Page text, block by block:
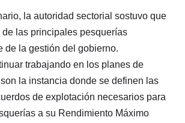
la autoridad sectorial sostuvo que
de las principales pesquerías
de la gestión del gobierno.
trabajando en los planes de
la instancia donde se definen las
de explotación necesarios para
a su Rendimiento Máximo